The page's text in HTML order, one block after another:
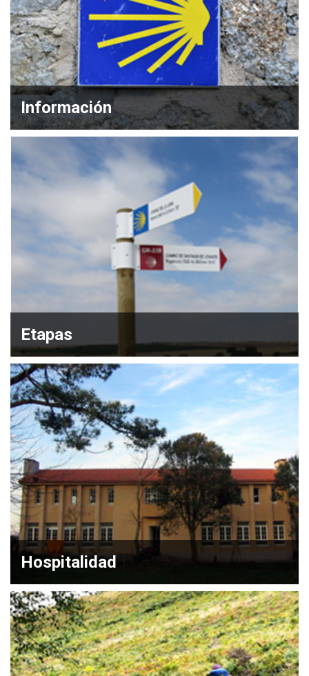
Información
Etapas
Hospitalidad